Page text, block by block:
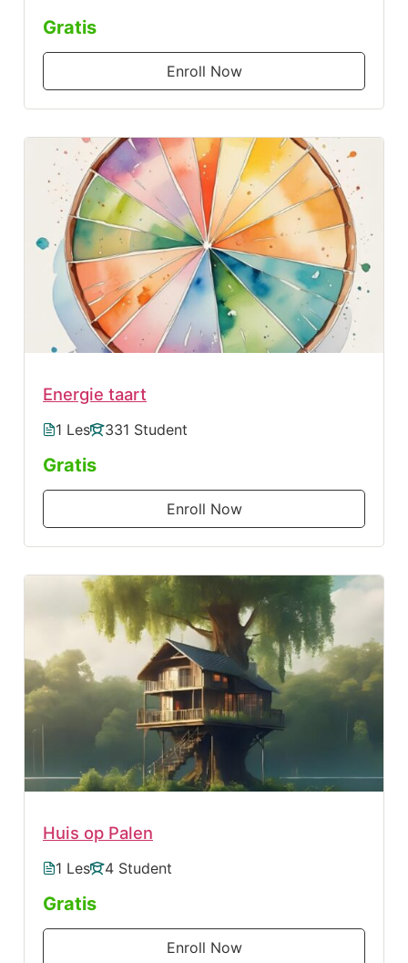
Gratis
Enroll Now
Energie taart
1 Les 331 Student
Gratis
Enroll Now
Huis op Palen
1 Les 4 Student
Gratis
Enroll Now